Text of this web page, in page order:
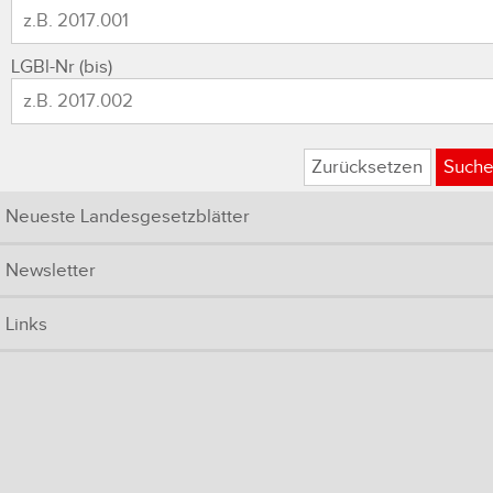
LGBl-Nr (bis)
Zurücksetzen
Neueste Landesgesetzblätter
Newsletter
Links